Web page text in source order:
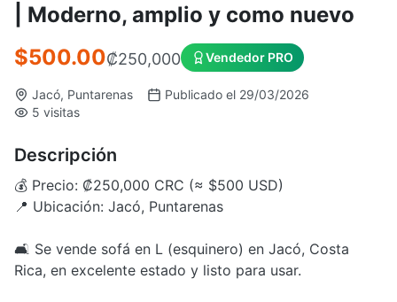
| Moderno, amplio y como nuevo
$500.00₡250,000 Vendedor PRO
Jacó, Puntarenas
Publicado el 29/03/2026
5 visitas
Descripción
💰 Precio: ₡250,000 CRC (≈ $500 USD)
📍 Ubicación: Jacó, Puntarenas
🛋️ Se vende sofá en L (esquinero) en Jacó, Costa
Rica, en excelente estado y listo para usar.